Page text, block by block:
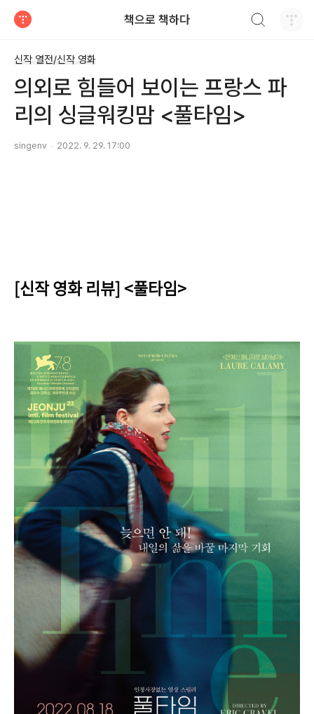
책으로 책하다
신작 열전/신작 영화
의외로 힘들어 보이는 프랑스 파
리의 싱글워킹맘 <풀타임>
singenv 2022. 9. 29. 17:00
[신작 영화 리뷰] <풀타임>